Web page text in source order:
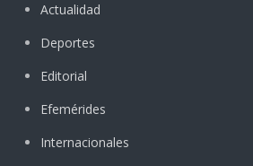
Actualidad
Deportes
Editorial
Efemérides
Internacionales